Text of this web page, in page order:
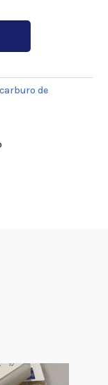
de